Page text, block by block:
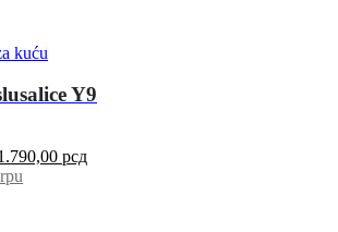
kuću
Y9
рсд